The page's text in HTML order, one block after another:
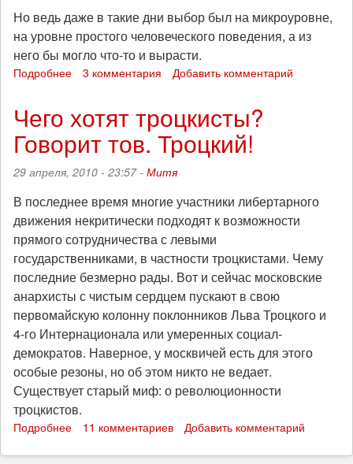
Но ведь даже в такие дни выбор был на микроуровне,
на уровне простого человеческого поведения, а из
него бы могло что-то и вырасти.
Подробнее
меньшего
3 комментария Добавить комментарий
Чего хотят троцкисты?
Говорит тов. Троцкий!
29 апреля, 2010 - 23:57 - Митя
В последнее время многие участники либертарного
движения некритически подходят к возможности
прямого сотрудничества с левыми
государственниками, в частности троцкистами. Чему
последние безмерно рады. Вот и сейчас московские
анархисты с чистым сердцем пускают в свою
первомайскую колонну поклонников Льва Троцкого и
4-го Интернационала или умеренных социал-
демократов. Наверное, у москвичей есть для этого
особые резоны, но об этом никто не ведает.
Существует старый миф: о революционности
троцкистов.
Подробнее
хотят
11 комментариев Добавить комментарий